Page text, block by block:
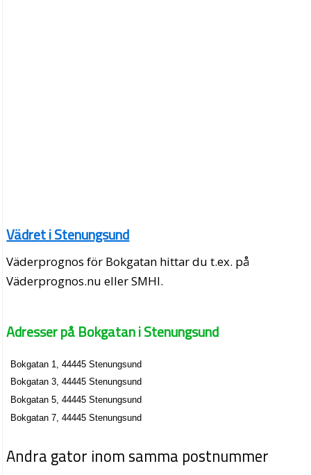
Vädret i Stenungsund
Väderprognos för Bokgatan hittar du t.ex. på
Väderprognos.nu eller SMHI.
Adresser på Bokgatan i Stenungsund
Bokgatan 1, 44445 Stenungsund
Bokgatan 3, 44445 Stenungsund
Bokgatan 5, 44445 Stenungsund
Bokgatan 7, 44445 Stenungsund
Andra gator inom samma postnummer